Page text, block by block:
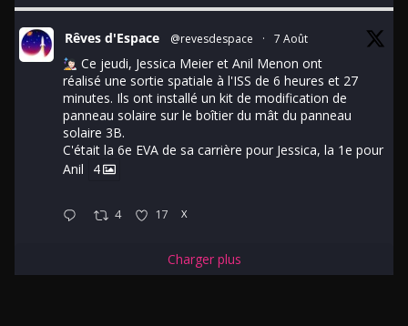
Rêves d'Espace @revesdespace · 7 Août
Ce jeudi, Jessica Meier et Anil Menon ont
réalisé une sortie spatiale à l'ISS de 6 heures et 27
minutes. Ils ont installé un kit de modification de
panneau solaire sur le boîtier du mât du panneau
solaire 3B.
C'était la 6e EVA de sa carrière pour Jessica, la 1e pour
Anil
4
4 17 X
Charger plus